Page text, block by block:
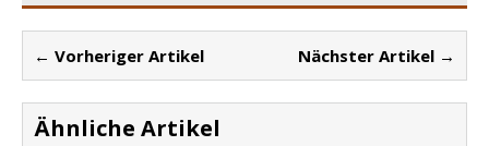
← Vorheriger Artikel Nächster Artikel →
Ähnliche Artikel